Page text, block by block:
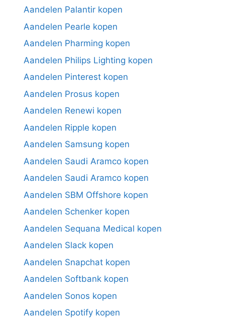
Aandelen Palantir kopen
Aandelen Pearle kopen
Aandelen Pharming kopen
Aandelen Philips Lighting kopen
Aandelen Pinterest kopen
Aandelen Prosus kopen
Aandelen Renewi kopen
Aandelen Ripple kopen
Aandelen Samsung kopen
Aandelen Saudi Aramco kopen
Aandelen Saudi Aramco kopen
Aandelen SBM Offshore kopen
Aandelen Schenker kopen
Aandelen Sequana Medical kopen
Aandelen Slack kopen
Aandelen Snapchat kopen
Aandelen Softbank kopen
Aandelen Sonos kopen
Aandelen Spotify kopen